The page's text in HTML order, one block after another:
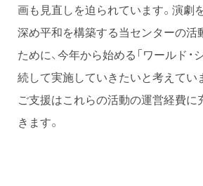
画も見直しを迫られています。演劇
深め平和を構築する当センターの活
ために、今年から始める「ワールド・
続して実施していきたいと考えてい
ご支援はこれらの活動の運営経費に
きます。